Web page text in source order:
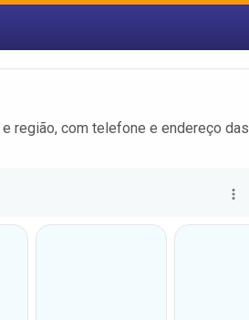
e região, com telefone e endereço das